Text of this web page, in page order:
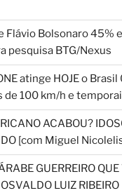
Flávio Bolsonaro 45%
pesquisa BTG/Nexus
atinge HOJE o Brasil
de 100 km/h e
ACABOU?
[com Miguel
GUERREIRO
LUIZ RIBEIRO